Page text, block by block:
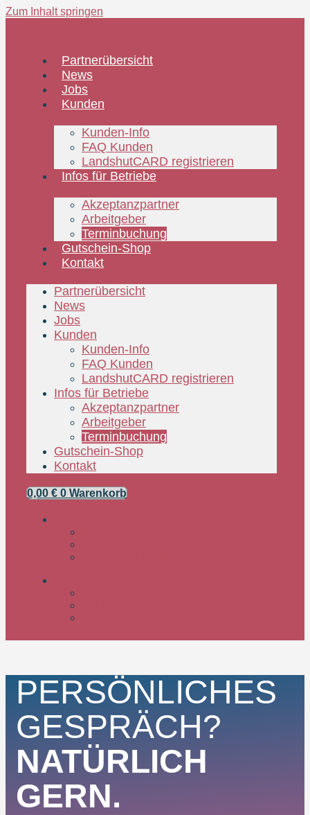
Zum Inhalt springen
Partnerübersicht
News
Jobs
Kunden
Kunden-Info
FAQ Kunden
LandshutCARD registrieren
Infos für Betriebe
Akzeptanzpartner
Arbeitgeber
Terminbuchung
Gutschein-Shop
Kontakt
Partnerübersicht
News
Jobs
Kunden
Kunden-Info
FAQ Kunden
LandshutCARD registrieren
Infos für Betriebe
Akzeptanzpartner
Arbeitgeber
Terminbuchung
Gutschein-Shop
Kontakt
0,00 € 0 Warenkorb
PERSÖNLICHES
GESPRÄCH?
NATÜRLICH
GERN.